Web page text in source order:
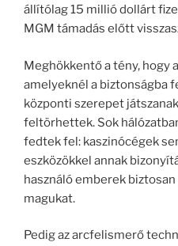
állítólag 15 millió dollárt
MGM támadás előtt
Meghökkentő a tény, hogy
amelyeknél a
központi szerepet
feltörhettek. Sok
fedtek fel: kaszinócégek
eszközökkel annak
használó emberek
magukat.
Pedig az arcfelismerő